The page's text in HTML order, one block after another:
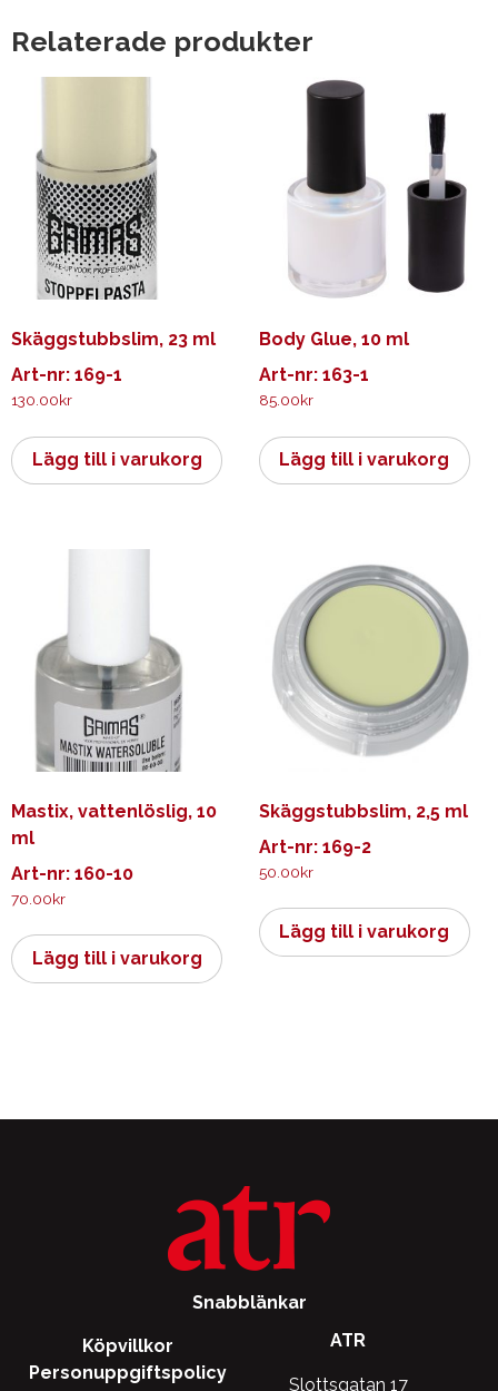
Relaterade produkter
Skäggstubbslim, 23 ml
Art-nr: 169-1
130.00kr
Lägg till i varukorg
Body Glue, 10 ml
Art-nr: 163-1
85.00kr
Lägg till i varukorg
Mastix, vattenlöslig, 10
ml
Art-nr: 160-10
70.00kr
Lägg till i varukorg
Skäggstubbslim, 2,5 ml
Art-nr: 169-2
50.00kr
Lägg till i varukorg
Snabblänkar
Köpvillkor
Personuppgiftspolicy
ATR
Slottsgatan 17